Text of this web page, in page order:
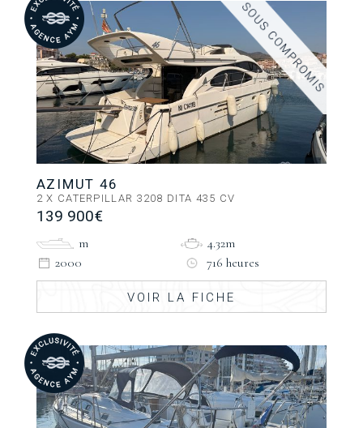
AZIMUT 46
2 X CATERPILLAR 3208 DITA 435 CV
139 900€
m
4.32m
2000
716 heures
VOIR LA FICHE